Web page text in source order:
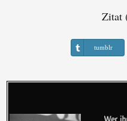
Zitat
tumblr